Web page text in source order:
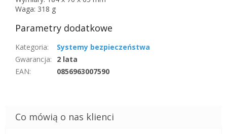
Waga: 318 g
Parametry dodatkowe
Kategoria:
Systemy bezpieczeństwa
Gwarancja:
2 lata
EAN: 0856963007590